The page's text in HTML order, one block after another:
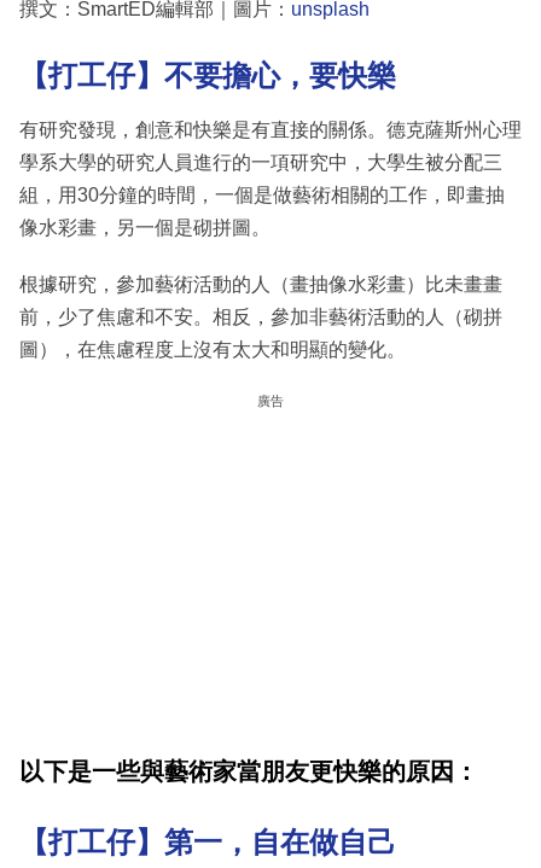
撰文：SmartED編輯部｜圖片： unsplash
【打工仔】不要擔心，要快樂
有研究發現，創意和快樂是有直接的關係。德克薩斯州心理
學系大學的研究人員進行的一項研究中，大學生被分配三
組，用30分鐘的時間，一個是做藝術相關的工作，即畫抽
像水彩畫，另一個是砌拼圖。
根據研究，參加藝術活動的人（畫抽像水彩畫）比未畫畫
前，少了焦慮和不安。相反，參加非藝術活動的人（砌拼
圖），在焦慮程度上沒有太大和明顯的變化。
廣告
以下是一些與藝術家當朋友更快樂的原因：
【打工仔】 第一，自在做自己